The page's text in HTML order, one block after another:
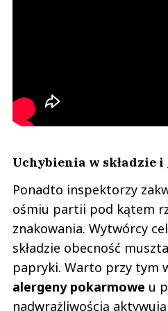
Uchybienia w składzie
Ponadto inspektorzy
ośmiu partii pod kątem
znakowania. Wytwórcy
składzie obecność
papryki. Warto przy tym
alergeny pokarmowe u
nadwrażliwością